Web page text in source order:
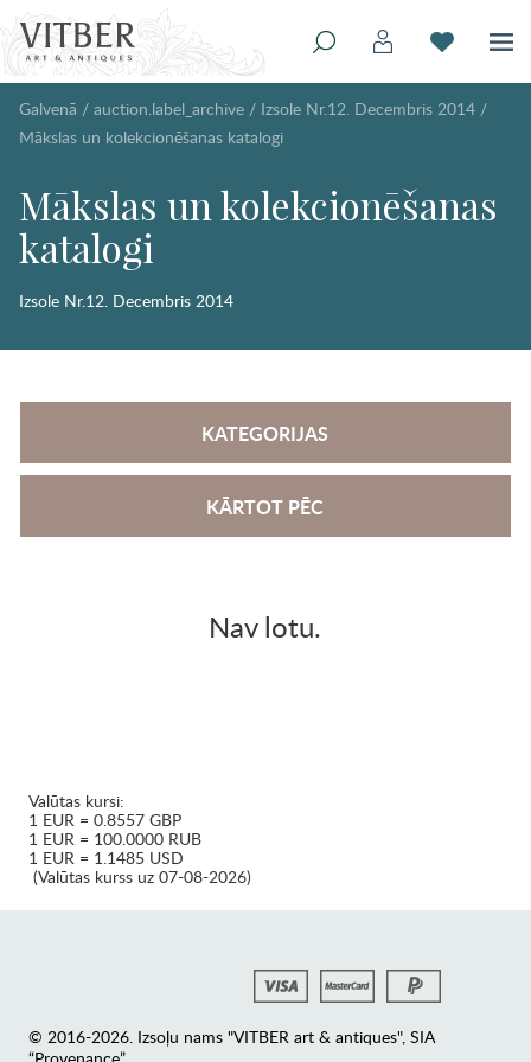
Galvenā / auction.label_archive / Izsole Nr.12. Decembris 2014 /
Mākslas un kolekcionēšanas katalogi
Mākslas un kolekcionēšanas
katalogi
Izsole Nr.12. Decembris 2014
KATEGORIJAS
KĀRTOT PĒC
Nav lotu.
Valūtas kursi:
1 EUR = 0.8557 GBP
1 EUR = 100.0000 RUB
1 EUR = 1.1485 USD
(Valūtas kurss uz 07-08-2026)
© 2016-2026. Izsoļu nams "VITBER art & antiques", SIA